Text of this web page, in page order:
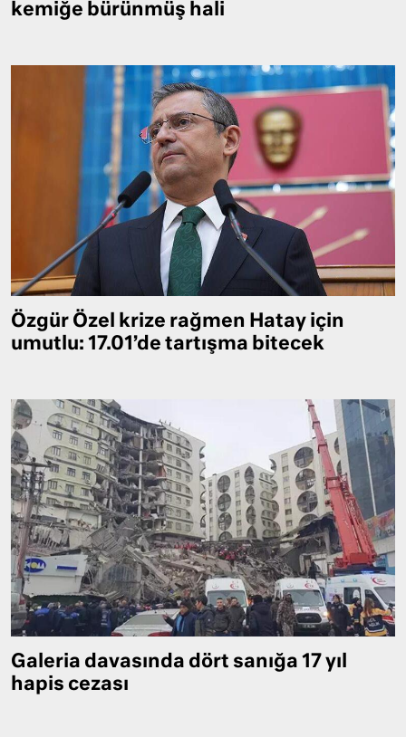
kemiğe bürünmüş hali
Özgür Özel krize rağmen Hatay için
umutlu: 17.01’de tartışma bitecek
Galeria davasında dört sanığa 17 yıl
hapis cezası